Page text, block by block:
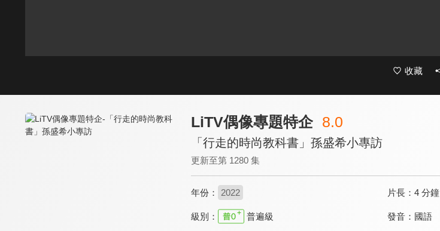
收藏
LiTV偶像專題特企 8.0
「行走的時尚教科書」孫盛希小專訪
更新至第 1280 集
年份： 2022 片長： 4 分鐘
級別： 普遍級 發音： 國語